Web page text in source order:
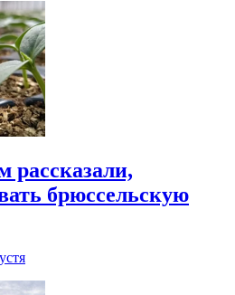
рассказали,
брюссельскую